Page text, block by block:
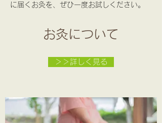
に届くお灸を、ぜひ一度お試しください。
​お灸について
＞＞詳しく見る